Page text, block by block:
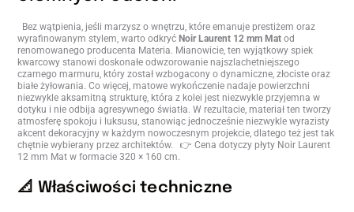
Bez wątpienia, jeśli marzysz o wnętrzu, które emanuje prestiżem oraz
wyrafinowanym stylem, warto odkryćNoir Laurent 12 mm Mat od
renomowanego producenta Materia. Mianowicie, ten wyjątkowy spiek
kwarcowy stanowi doskonałe odwzorowanie najszlachetniejszego
czarnego marmuru, który został wzbogacony o dynamiczne, złociste oraz
białe żyłowania. Co więcej, matowe wykończenie nadaje powierzchni
niezwykle aksamitną strukturę, która z kolei jest niezwykle przyjemna w
dotyku i nie odbija agresywnego światła. W rezultacie, materiał ten tworzy
atmosferę spokoju i luksusu, stanowiąc jednocześnie niezwykle wyrazisty
akcent dekoracyjny w każdym nowoczesnym projekcie, dlatego też jest tak
chętnie wybierany przez architektów. 👉 Cena dotyczy płyty Noir Laurent
12 mm Mat w formacie 320 × 160 cm.
📐 Właściwości techniczne